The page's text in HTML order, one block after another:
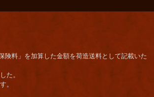
険料」を加算した金額を荷造送料として記載いた
た。
。